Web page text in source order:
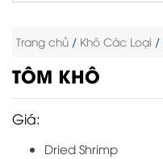
Trang chủ / Khô Các Loại /
TÔM KHÔ
Giá:
Dried Shrimp